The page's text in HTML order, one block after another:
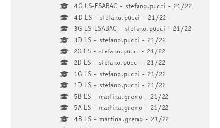
4G LS-ESABAC - stefano.pucci - 21/22
4D LS - stefano.pucci - 21/22
3G LS-ESABAC - stefano.pucci - 21/22
3D LS - stefano.pucci - 21/22
2G LS - stefano.pucci - 21/22
2D LS - stefano.pucci - 21/22
1G LS - stefano.pucci - 21/22
1D LS - stefano.pucci - 21/22
5B LS - martina.gremo - 21/22
5A LS - martina.gremo - 21/22
4B LS - martina.gremo - 21/22